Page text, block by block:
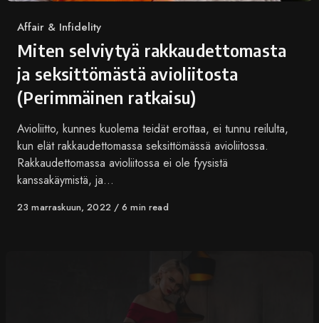
Category
Affair & Infidelity
Miten selviytyä rakkaudettomasta
ja seksittömästä avioliitosta
(Perimmäinen ratkaisu)
Avioliitto, kunnes kuolema teidät erottaa, ei tunnu reilulta,
kun elät rakkaudettomassa seksittömässä avioliitossa.
Rakkaudettomassa avioliitossa ei ole fyysistä
kanssakäymistä, ja…
Published
23 marraskuun, 2022 6 min read